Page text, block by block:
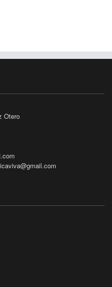
Otero